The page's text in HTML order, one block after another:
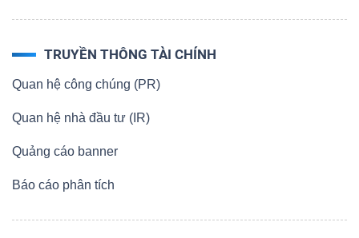
TRUYỀN THÔNG TÀI CHÍNH
Quan hệ công chúng (PR)
Quan hệ nhà đầu tư (IR)
Quảng cáo banner
Báo cáo phân tích